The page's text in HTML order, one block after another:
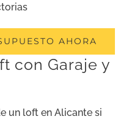
AHORA
con Garaje y
un loft en Alicante si